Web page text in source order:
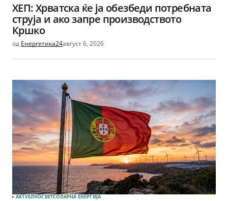
ХЕП: Хрватска ќе ја обезбеди потребната
струја и ако запре производството
Кршко
од Енергетика24август 6, 2026
АКТУЕЛНОСВЕТСОЛАРНА EНЕРГИЈА